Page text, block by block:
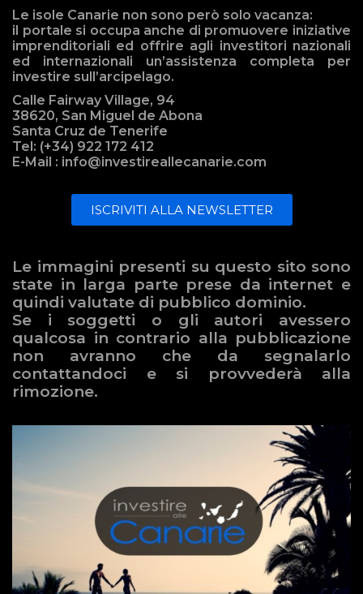
Le isole Canarie non sono però solo vacanza:
il portale si occupa anche di promuovere iniziative
imprenditoriali ed offrire agli investitori nazionali
ed internazionali un’assistenza completa per
investire sull’arcipelago.
Calle Fairway Village, 94
38620, San Miguel de Abona
Santa Cruz de Tenerife
Tel: (+34) 922 172 412
E-Mail : info@investireallecanarie.com
ISCRIVITI ALLA NEWSLETTER
Le immagini presenti su questo sito sono
state in larga parte prese da internet e
quindi valutate di pubblico dominio.
Se i soggetti o gli autori avessero
qualcosa in contrario alla pubblicazione
non avranno che da segnalarlo
contattandoci e si provvederà alla
rimozione.